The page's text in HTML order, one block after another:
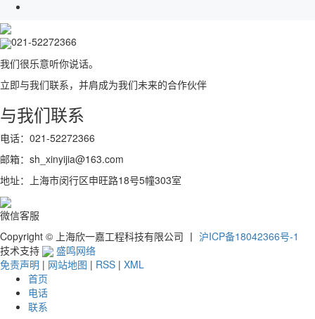
021-52272366
我们很乐意听你说话。
立即与我们联系，并肩成为我们未来的合作伙伴
与我们联系
电话：021-52272366
邮箱：sh_xinyijia@163.com
地址：上海市闵行区申旺路18号5幢303室
微信客服
Copyright © 上海欣一嘉工程科技有限公司 丨 沪ICP备18042366号-1
技术支持
盛鸣网络
免责声明 | 网站地图 | RSS | XML
首页
电话
联系